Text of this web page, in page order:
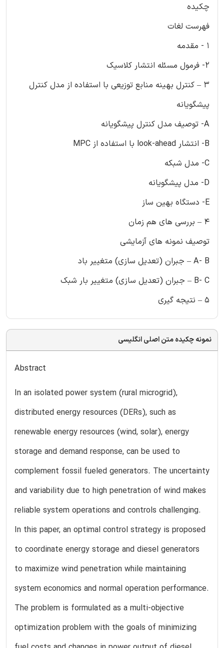
چکیده
فهرست لغات
1 - مقدمه
2- فرمول مسئله انتشار کلاسیک
3 – کنترل بهینه منابع توزیعی با استفاده از مدل کنترل
پیشگویانه
A- توصیف مدل کنترل پیشگویانه
B- انتشار look-ahead با استفاده از MPC
C- مدل شبکه
D- مدل پیشگویانه
E- دستگاه بهین ساز
4 – بررسی های هم زمان
توصیف نمونه های آزمایشی
A- B – جبران (تعدیل سازی) متغییر باد
B- C – جبران (تعدیل سازی) متغییر بار شبک
5 – نتیجه گیری
نمونه چکیده متن اصلی انگلیسی
Abstract
In an isolated power system (rural microgrid),
distributed energy resources (DERs), such as
renewable energy resources (wind, solar), energy
storage and demand response, can be used to
complement fossil fueled generators. The uncertainty
and variability due to high penetration of wind makes
reliable system operations and controls challenging.
In this paper, an optimal control strategy is proposed
to coordinate energy storage and diesel generators
to maximize wind penetration while maintaining
system economics and normal operation performance.
The problem is formulated as a multi-objective
optimization problem with the goals of minimizing